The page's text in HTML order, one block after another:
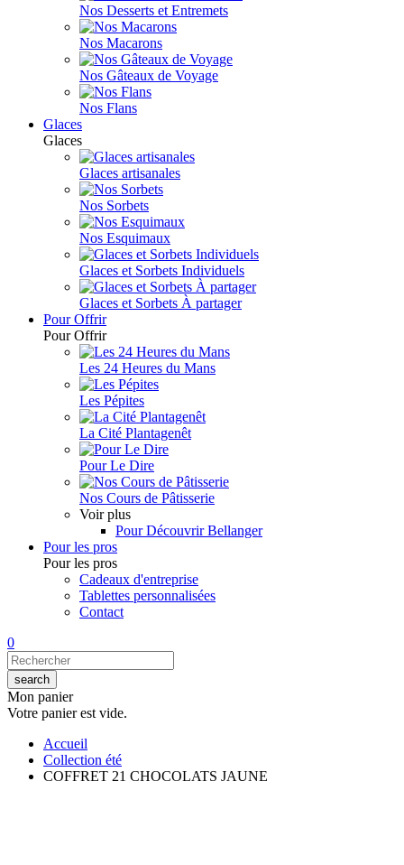
Nos Desserts et Entremets
Nos Macarons
Nos Gâteaux de Voyage
Nos Flans
Glaces
Glaces
Glaces artisanales
Nos Sorbets
Nos Esquimaux
Glaces et Sorbets Individuels
Glaces et Sorbets À partager
Pour Offrir
Pour Offrir
Les 24 Heures du Mans
Les Pépites
La Cité Plantagenêt
Pour Le Dire
Nos Cours de Pâtisserie
Voir plus
Pour Découvrir Bellanger
Pour les pros
Pour les pros
Cadeaux d'entreprise
Tablettes personnalisées
Contact
0
Mon panier
Votre panier est vide.
Accueil
Collection été
COFFRET 21 CHOCOLATS JAUNE